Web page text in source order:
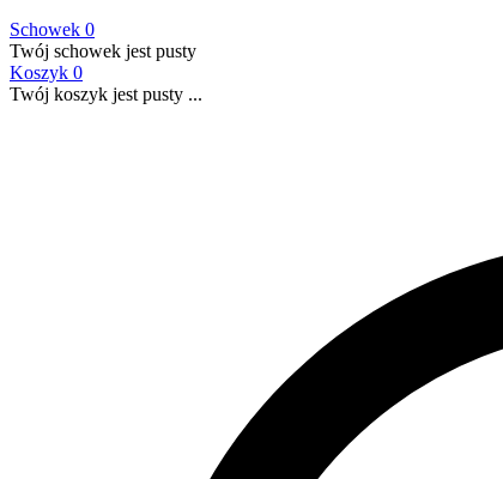
Schowek 0
Twój schowek jest pusty
Koszyk 0
Twój koszyk jest pusty ...